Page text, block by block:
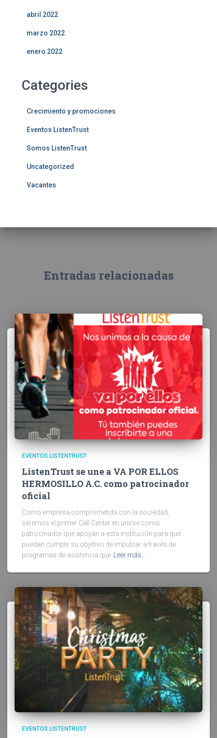
abril 2022
marzo 2022
enero 2022
Categories
Crecimiento y promociones
Eventos ListenTrust
Somos ListenTrust
Uncategorized
Vacantes
Entradas relacionadas
EVENTOS LISTENTRUST
ListenTrust se une a VA POR ELLOS
HERMOSILLO A.C. como patrocinador
oficial
Como empresa comprometida con la sociedad,
seremos el primer Call Center en unirse como
patrocinador que apoyan a esta institución para que
puedan cumplir su objetivo de impulsar a través de
programas de asistencia que
Leer más…
EVENTOS LISTENTRUST